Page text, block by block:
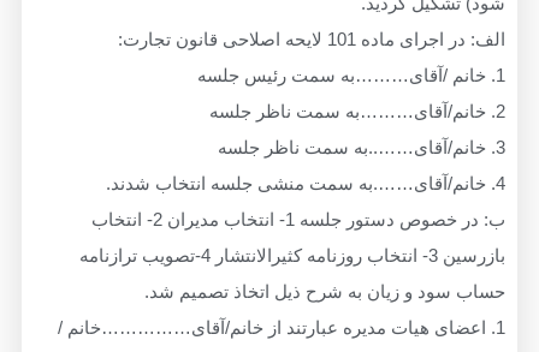
101 لایحه اصلاحی قانون تجارت:
ب: در خصوص دستور جلسه 1- انتخاب مدیران 2- انتخاب
بازرسین 3- انتخاب روزنامه کثیرالانتشار 4-تصویب ترازنامه
و زیان به شرح ذیل اتخاذ تصمیم شد.
هیات مدیره عبارتند از خانم/آقای……………خانم /